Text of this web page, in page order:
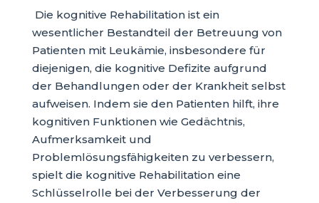
Die kognitive Rehabilitation ist ein
wesentlicher Bestandteil der Betreuung von
Patienten mit Leukämie, insbesondere für
diejenigen, die kognitive Defizite aufgrund
der Behandlungen oder der Krankheit selbst
aufweisen. Indem sie den Patienten hilft, ihre
kognitiven Funktionen wie Gedächtnis,
Aufmerksamkeit und
Problemlösungsfähigkeiten zu verbessern,
spielt die kognitive Rehabilitation eine
Schlüsselrolle bei der Verbesserung der